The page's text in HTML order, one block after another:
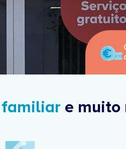
familiar e muito